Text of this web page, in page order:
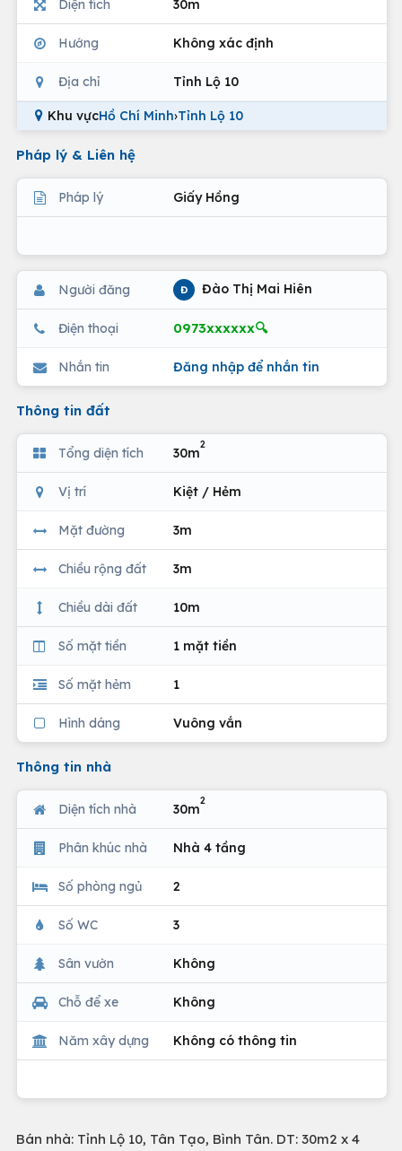
Diện tích 30m
Hướng Không xác định
Địa chỉ Tỉnh Lộ 10
Khu vựcHồ Chí Minh›Tỉnh Lộ 10
Pháp lý & Liên hệ
Pháp lý Giấy Hồng
Người đăng Đ Đào Thị Mai Hiên
Điện thoại 0973xxxxxx🔍
Nhắn tin Đăng nhập để nhắn tin
Thông tin đất
Tổng diện tích 30m
2
Vị trí Kiệt / Hẻm
Mặt đường 3m
Chiều rộng đất 3m
Chiều dài đất 10m
Số mặt tiền 1 mặt tiền
Số mặt hẻm 1
Hình dáng Vuông vắn
Thông tin nhà
Diện tích nhà 30m
2
Phân khúc nhà Nhà 4 tầng
Số phòng ngủ 2
Số WC 3
Sân vườn Không
Chỗ để xe Không
Năm xây dựng Không có thông tin
Bán nhà: Tỉnh Lộ 10, Tân Tạo, Bình Tân. DT: 30m2 x 4